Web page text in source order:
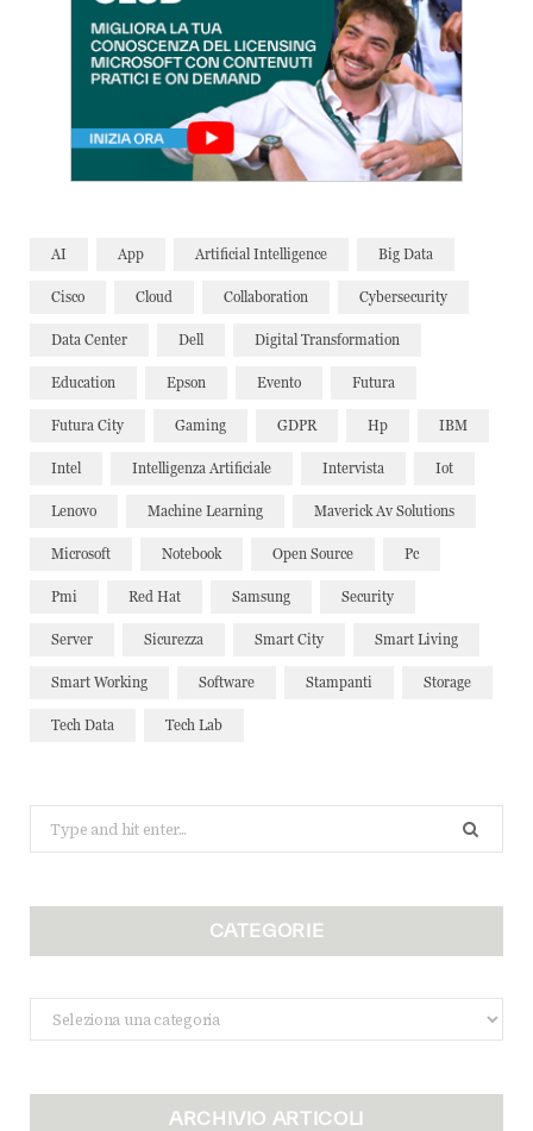
AI App Artificial Intelligence Big Data
Cisco Cloud Collaboration Cybersecurity
Data Center Dell Digital Transformation
Education Epson Evento Futura
Futura City Gaming GDPR Hp IBM
Intel Intelligenza Artificiale Intervista Iot
Lenovo Machine Learning Maverick Av Solutions
Microsoft Notebook Open Source Pc
Pmi Red Hat Samsung Security
Server Sicurezza Smart City Smart Living
Smart Working Software Stampanti Storage
Tech Data Tech Lab
for:
CATEGORIE
Categorie
ARCHIVIO ARTICOLI